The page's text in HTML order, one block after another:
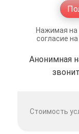
Нажимая на
согласие на
Анонимная
Стоимость